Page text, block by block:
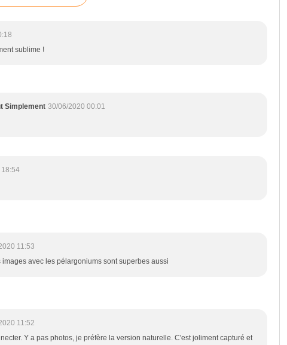
sublime !
Simplement 30/06/2020 00:01
11:53
avec les pélargoniums sont superbes aussi
11:52
Y a pas photos, je préfère la version naturelle. C'est joliment capturé et